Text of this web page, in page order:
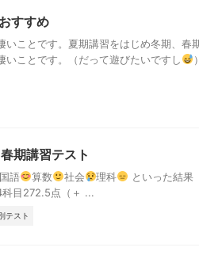
すすめ
いことです。夏期講習をはじめ冬期、春
ことです。（だって遊びたいですし
期講習テスト
語 算数 社会 理科
といった結果
科目272.5点（＋ ...
テスト